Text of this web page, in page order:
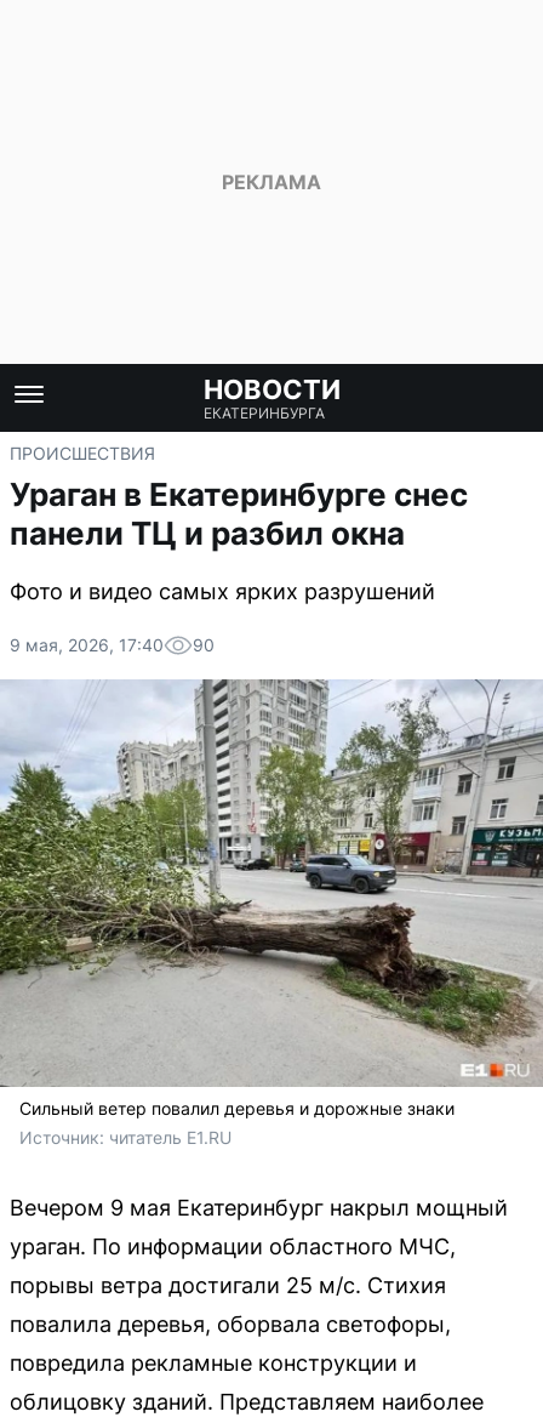
НОВОСТИ
ЕКАТЕРИНБУРГА
ПРОИСШЕСТВИЯ
Ураган в Екатеринбурге снес
панели ТЦ и разбил окна
Фото и видео самых ярких разрушений
9 мая, 2026, 17:40 90
Сильный ветер повалил деревья и дорожные знаки
Источник: читатель E1.RU
Вечером 9 мая Екатеринбург накрыл мощный
ураган. По информации областного МЧС,
порывы ветра достигали 25 м/с. Стихия
повалила деревья, оборвала светофоры,
повредила рекламные конструкции и
облицовку зданий. Представляем наиболее